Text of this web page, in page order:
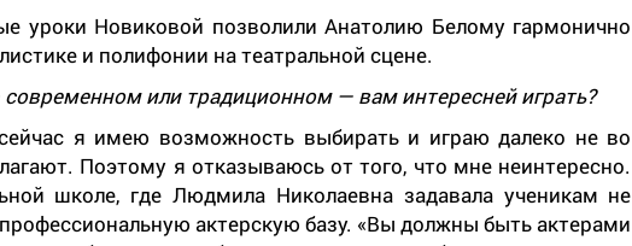
уроки Новиковой позволили Анатолию Белому гармонично
и полифонии на театральной сцене.
или традиционном — вам интересней играть?
я имею возможность выбирать и играю далеко не во
Поэтому я отказываюсь от того, что мне неинтересно.
школе, где Людмила Николаевна задавала ученикам не
профессиональную актерскую базу. «Вы должны быть актерами